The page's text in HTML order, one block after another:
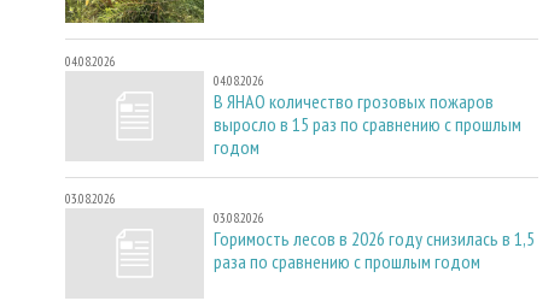
04.08.2026
04.08.2026
В ЯНАО количество грозовых пожаров
выросло в 15 раз по сравнению с прошлым
годом
03.08.2026
03.08.2026
Горимость лесов в 2026 году снизилась в 1,5
раза по сравнению с прошлым годом